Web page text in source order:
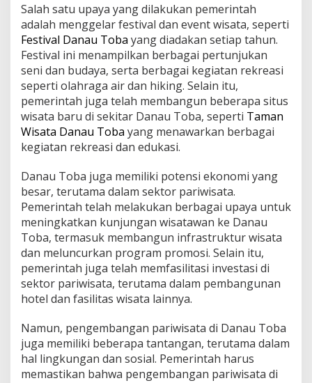
Salah satu upaya yang dilakukan pemerintah
adalah menggelar festival dan event wisata, seperti
Festival Danau Toba yang diadakan setiap tahun.
Festival ini menampilkan berbagai pertunjukan
seni dan budaya, serta berbagai kegiatan rekreasi
seperti olahraga air dan hiking. Selain itu,
pemerintah juga telah membangun beberapa situs
wisata baru di sekitar Danau Toba, seperti Taman
Wisata Danau Toba yang menawarkan berbagai
kegiatan rekreasi dan edukasi.
Danau Toba juga memiliki potensi ekonomi yang
besar, terutama dalam sektor pariwisata.
Pemerintah telah melakukan berbagai upaya untuk
meningkatkan kunjungan wisatawan ke Danau
Toba, termasuk membangun infrastruktur wisata
dan meluncurkan program promosi. Selain itu,
pemerintah juga telah memfasilitasi investasi di
sektor pariwisata, terutama dalam pembangunan
hotel dan fasilitas wisata lainnya.
Namun, pengembangan pariwisata di Danau Toba
juga memiliki beberapa tantangan, terutama dalam
hal lingkungan dan sosial. Pemerintah harus
memastikan bahwa pengembangan pariwisata di